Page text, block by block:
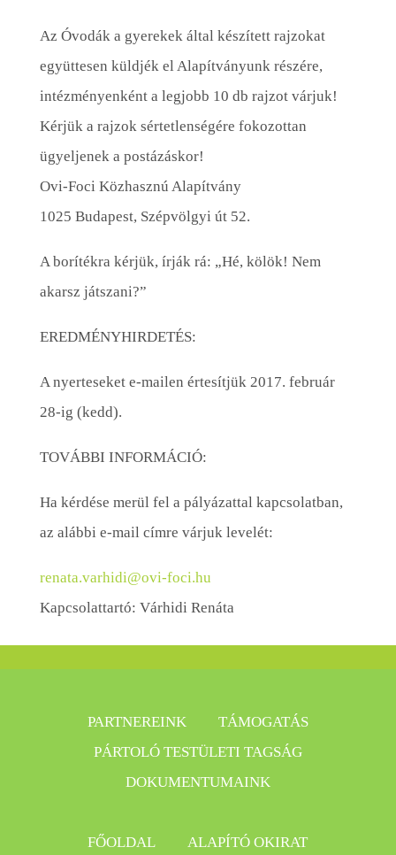
Az Óvodák a gyerekek által készített rajzokat
együttesen küldjék el Alapítványunk részére,
intézményenként a legjobb 10 db rajzot várjuk!
Kérjük a rajzok sértetlenségére fokozottan
ügyeljenek a postázáskor!
Ovi-Foci Közhasznú Alapítvány
1025 Budapest, Szépvölgyi út 52.
A borítékra kérjük, írják rá: „Hé, kölök! Nem
akarsz játszani?”
EREDMÉNYHIRDETÉS:
A nyerteseket e-mailen értesítjük 2017. február
28-ig (kedd).
TOVÁBBI INFORMÁCIÓ:
Ha kérdése merül fel a pályázattal kapcsolatban,
az alábbi e-mail címre várjuk levelét:
renata.varhidi@ovi-foci.hu
Kapcsolattartó: Várhidi Renáta
PARTNEREINK
TÁMOGATÁS
PÁRTOLÓ TESTÜLETI TAGSÁG
DOKUMENTUMAINK
FŐOLDAL ALAPÍTÓ OKIRAT